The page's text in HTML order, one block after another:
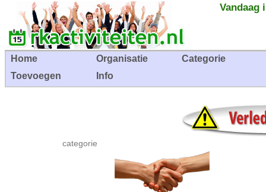
Vandaag
Home Organisatie
Categorie
Toevoegen
Info
categorie